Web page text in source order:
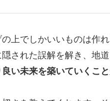
上でしかいいものは作
された誤解を解き、地
い未来を築いていくこと